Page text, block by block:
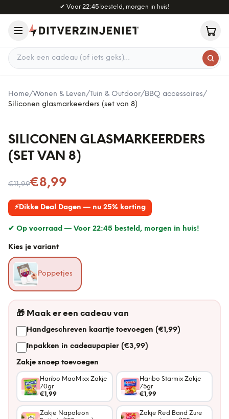
Naar hoofdinhoud
✔ Voor 22:45 besteld, morgen in huis!
Zoek een cadeau
Home/Wonen & Leven/ Tuin & Outdoor/BBQ accessoires/
Siliconen glasmarkeerders (set van 8)
SILICONEN GLASMARKEERDERS
(SET VAN 8)
€11,99
Nu voor
€8,99
⚡Dikke Deal Dagen — nu 25% korting
✔ Op voorraad — Voor 22:45 besteld, morgen in huis!
Kies je variant
Poppetjes
🎁 Maak er een cadeau van
Handgeschreven kaartje toevoegen (€1,99)
Inpakken in cadeaupapier (€3,99)
Zakje snoep toevoegen
Haribo MaoMixx Zakje
70gr
€1,99
Haribo Starmix Zakje
75gr
€1,99
Zakje Napoleon
Zakje Red Band Zure